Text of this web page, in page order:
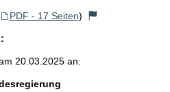
PDF - 17 Seiten)
20.03.2025 an: